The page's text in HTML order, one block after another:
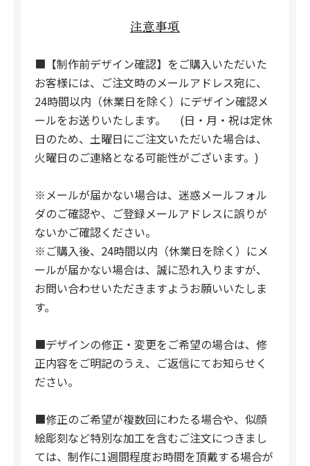
注意事項
■【制作前デザイン確認】をご購入いただいた
お客様には、ご注文時のメールアドレス宛に、
24時間以内（休業日を除く）にデザイン確認メ
ールをお送りいたします。 (日・月・祝は定休
日のため、土曜日にご注文いただいた場合は、
火曜日のご連絡となる可能性がございます。)
※メールが届かない場合は、迷惑メールフォル
ダのご確認や、ご登録メールアドレスに誤りが
ないかご確認ください。
※ご購入後、24時間以内（休業日を除く）にメ
ールが届かない場合は、誠に恐れ入りますが、
お問い合わせいただきますようお願いいたしま
す。
■デザインの修正・変更をご希望の場合は、修
正内容をご明記のうえ、ご返信にてお知らせく
ださい。
■修正のご希望が複数回にわたる場合や、似顔
絵彫刻など特別な加工を含むご注文につきまし
ては、制作に1週間程度お時間を頂戴する場合が